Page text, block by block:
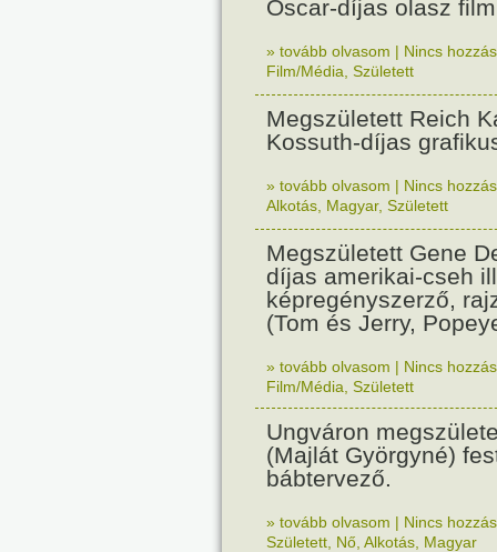
Oscar-díjas olasz
» tovább olvasom | Nincs
Film/Média Született
Megszületett Reich
Kossuth-díjas
» tovább olvasom | Nincs
Alkotás Magyar, Született
Megszületett Gene
díjas amerikai-cseh
képregényszerző,
(Tom és Jerry,
» tovább olvasom | Nincs
Film/Média Született
Ungváron
(Majlát Györgyné)
bábtervező.
» tovább olvasom | Nincs
Született Nő Alkotás Magyar